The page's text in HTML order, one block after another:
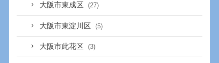
大阪市東成区 (27)
大阪市東淀川区 (5)
大阪市此花区 (3)